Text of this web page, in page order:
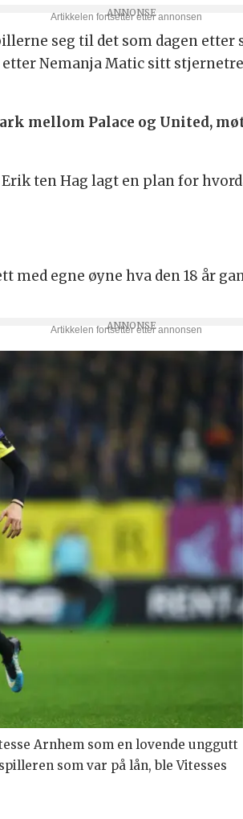
seg til det som dagen
Nemanja Matic sitt
mellom Palace og United,
ten Hag lagt en plan for
med egne øyne hva den 18 år
Arnhem som en lovende unggutt
som var på lån, ble Vitesses